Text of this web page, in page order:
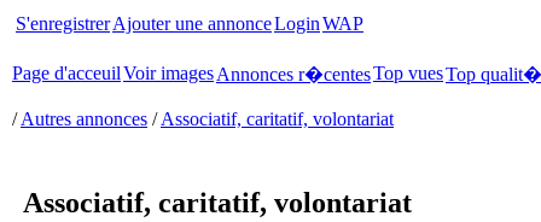
S'enregistrerAjouter une annonceLoginWAP
Page d'acceuilVoir imagesAnnonces r�centesTop vuesTop qualit�
/Autres annonces /Associatif, caritatif, volontariat
Associatif, caritatif, volontariat